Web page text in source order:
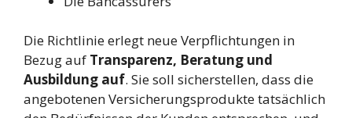
Die Richtlinie erlegt neue Verpflichtungen in
Bezug auf Transparenz, Beratung und
Ausbildung auf. Sie soll sicherstellen, dass die
angebotenen Versicherungsprodukte tatsächlich